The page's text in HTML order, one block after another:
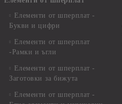
Елементи от шперплат -
Букви и цифри
Елементи от шперплат
-Рамки и ъгли
Елементи от шперплат -
Заготовки за бижута
Елементи от шперплат -